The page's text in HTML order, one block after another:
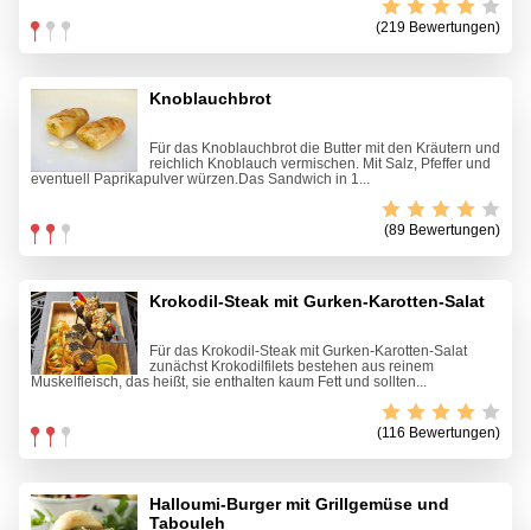
(219 Bewertungen)
Knoblauchbrot
Für das Knoblauchbrot die Butter mit den Kräutern und
reichlich Knoblauch vermischen. Mit Salz, Pfeffer und
eventuell Paprikapulver würzen.Das Sandwich in 1...
(89 Bewertungen)
Krokodil-Steak mit Gurken-Karotten-Salat
Für das Krokodil-Steak mit Gurken-Karotten-Salat
zunächst Krokodilfilets bestehen aus reinem
Muskelfleisch, das heißt, sie enthalten kaum Fett und sollten...
(116 Bewertungen)
Halloumi-Burger mit Grillgemüse und
Tabouleh